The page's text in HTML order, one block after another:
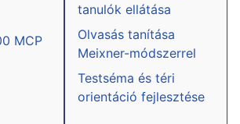
MCP
tanulók ellátása
Olvasás tanítása
Meixner-módszerrel
Testséma és téri
orientáció fejlesztése